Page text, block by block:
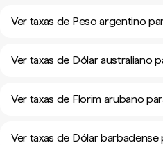
Ver taxas de Peso argentino
Ver taxas de Dólar australiano
Ver taxas de Florim arubano
Ver taxas de Dólar